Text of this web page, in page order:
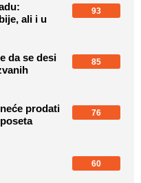
ali i u
93
da se desi
85
prodati
76
60